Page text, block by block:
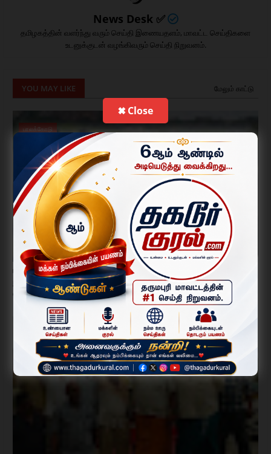
News Desk ✅
தமிழகத்தின் வளர்ந்து வரும் செய்தி இணையதளம், மாவட்ட செய்திகளை
உடனுக்குடன் வழங்கிவரும் செய்தி நிறுவனம்.
YOU MAY LIKE மேலும் காட்டு
பாலக்கோடு
பாலக்கோட்டில் ஊறுகாய் தொழிற்சாலையின் கழிவுநீரால் விவசாய
நிலங்கள் பாதிப்பு? – நடவடிக்கை எடுக்க சமூக ஆர்வலர்கள்,
விவசாயிகள் கோரிக்கை.
August 06, 2026
பாலக்கோடு
✖ Close